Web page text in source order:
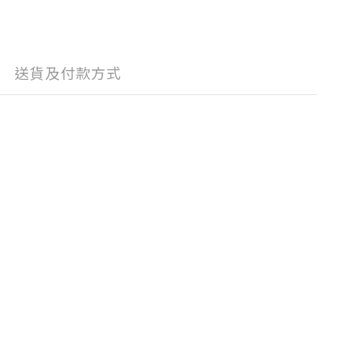
送貨及付款方式